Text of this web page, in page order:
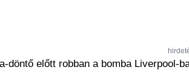
döntő előtt robban a bomba Liverpool-